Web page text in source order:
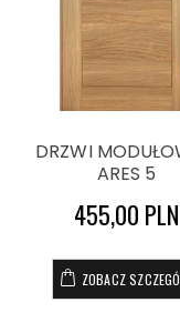
DRZWI
ARES 5
455,00 PLN
ZOBACZ